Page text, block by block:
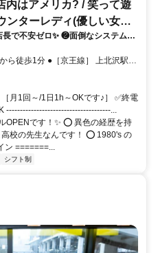
内はアメリカ? / 笑って遊
ンターレディ(優しい女性
長で不安ゼロ✨ ❷面倒なシステム✖
い✨ ❹1980'sアメリカBAR風の
る～い空気(笑)
高井戸から徒歩10分*
月1回～/1日1h～OKです♪］ ✅終電
--------------------------------------...
OPENです！✨ ⭕ 異色の経歴を持
校の先生なんです！ ⭕ 1980's の
ン =======...
シフト制